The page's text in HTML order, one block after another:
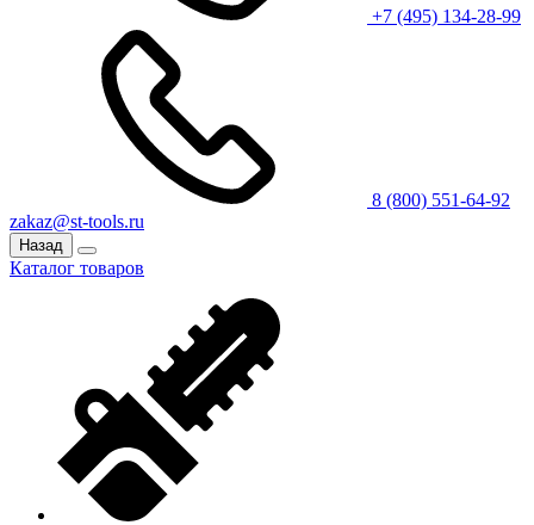
+7 (495) 134-28-99
8 (800) 551-64-92
zakaz@st-tools.ru
Назад
Каталог товаров